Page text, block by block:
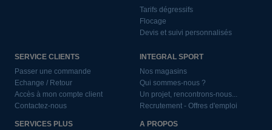
Tarifs dégressifs
Flocage
Devis et suivi personnalisés
SERVICE CLIENTS
Passer une commande
Echange / Retour
Accès à mon compte client
Contactez-nous
SERVICES PLUS
INTEGRAL SPORT
Nos magasins
Qui sommes-nous ?
Un projet, rencontrons-nous...
Recrutement - Offres d'emploi
A PROPOS